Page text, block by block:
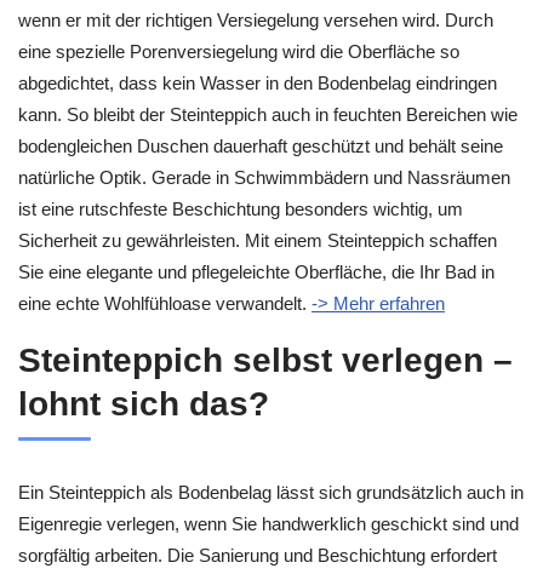
wenn er mit der richtigen Versiegelung versehen wird. Durch
eine spezielle Porenversiegelung wird die Oberfläche so
abgedichtet, dass kein Wasser in den Bodenbelag eindringen
kann. So bleibt der Steinteppich auch in feuchten Bereichen wie
bodengleichen Duschen dauerhaft geschützt und behält seine
natürliche Optik. Gerade in Schwimmbädern und Nassräumen
ist eine rutschfeste Beschichtung besonders wichtig, um
Sicherheit zu gewährleisten. Mit einem Steinteppich schaffen
Sie eine elegante und pflegeleichte Oberfläche, die Ihr Bad in
eine echte Wohlfühloase verwandelt. -> Mehr erfahren
Steinteppich selbst verlegen –
lohnt sich das?
Ein Steinteppich als Bodenbelag lässt sich grundsätzlich auch in
Eigenregie verlegen, wenn Sie handwerklich geschickt sind und
sorgfältig arbeiten. Die Sanierung und Beschichtung erfordert